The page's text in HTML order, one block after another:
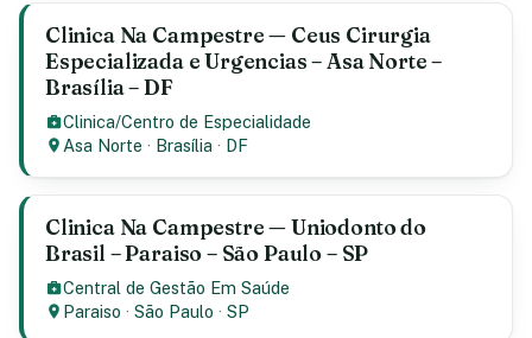
Clinica Na Campestre — Ceus Cirurgia
Especializada e Urgencias – Asa Norte –
Brasília – DF
Clinica/Centro de Especialidade
Asa Norte · Brasília · DF
Clinica Na Campestre — Uniodonto do
Brasil – Paraiso – São Paulo – SP
Central de Gestão Em Saúde
Paraiso ·São Paulo ·SP